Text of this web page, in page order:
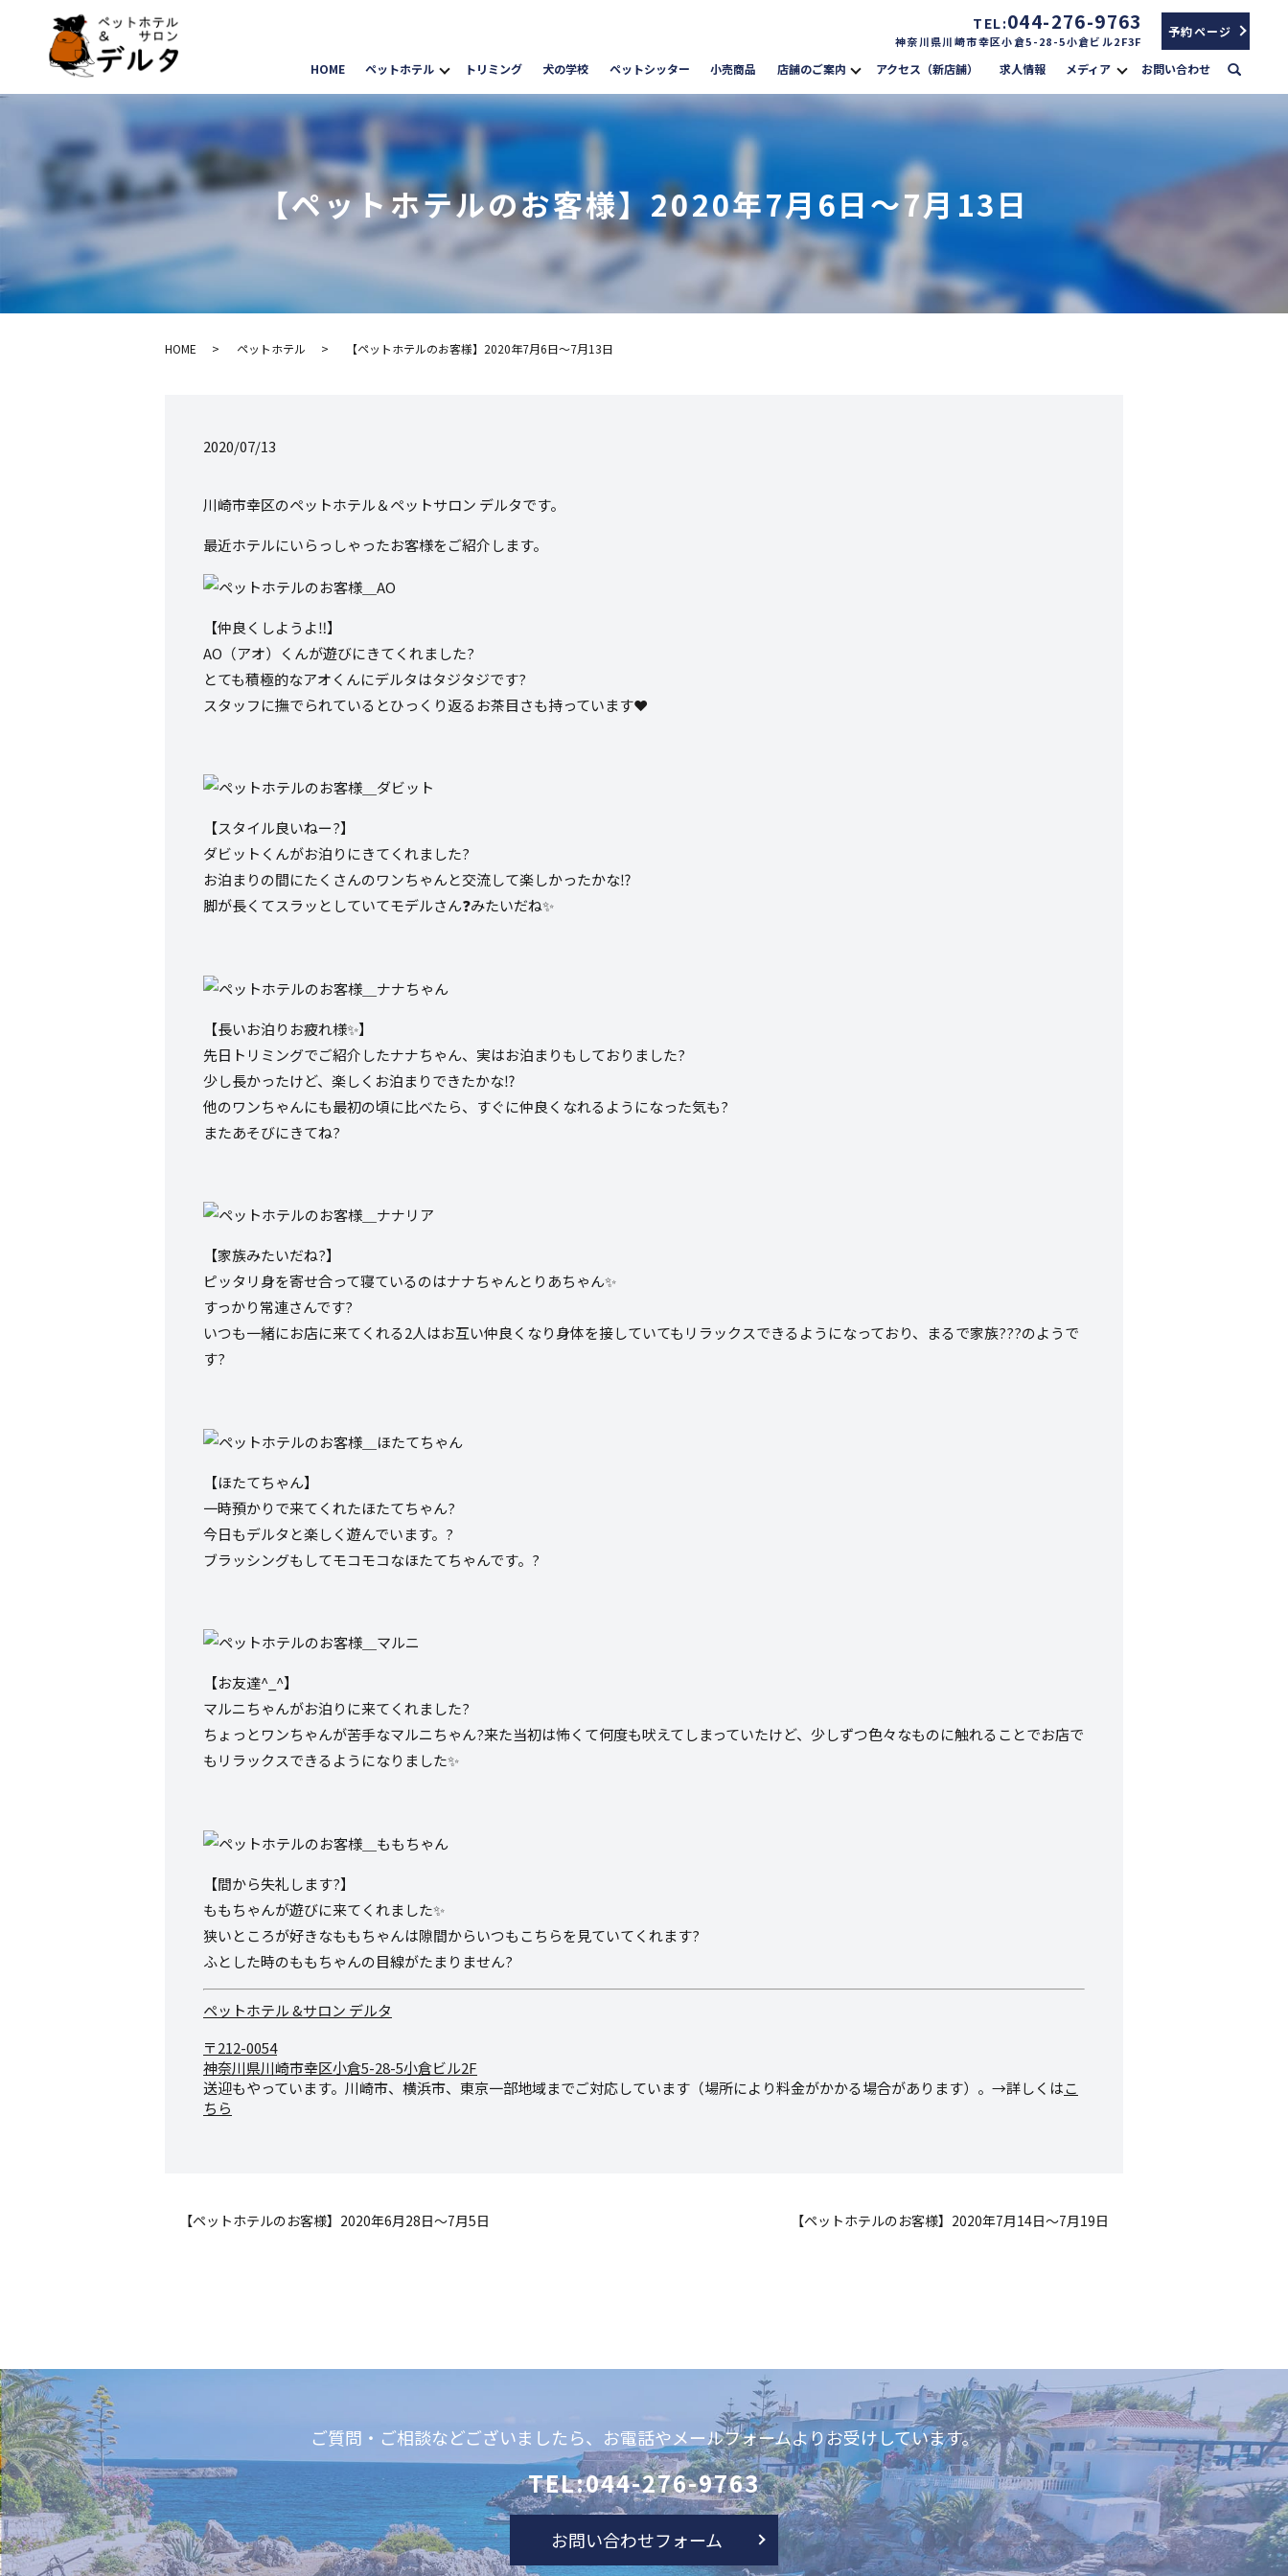
TEL:044-276-9763
神奈川県川崎市幸区小倉5-28-5小倉ビル2F3F
予約ページ
HOME ペットホテル トリミング 犬の学校 ペットシッター 小売商品 店舗のご案内 アクセス（新店舗） 求人情報 メディア お問い合わせ search
【ペットホテルのお客様】2020年7月6日～7月13日
HOME ペットホテル 【ペットホテルのお客様】2020年7月6日～7月13日
2020/07/13
川崎市幸区のペットホテル＆ペットサロン デルタです。
最近ホテルにいらっしゃったお客様をご紹介します。
【仲良くしようよ‼️】
AO（アオ）くんが遊びにきてくれました?
とても積極的なアオくんにデルタはタジタジです?
スタッフに撫でられているとひっくり返るお茶目さも持っています❤️
【スタイル良いねー?】
ダビットくんがお泊りにきてくれました?
お泊まりの間にたくさんのワンちゃんと交流して楽しかったかな⁉️
脚が長くてスラッとしていてモデルさん❓みたいだね✨
【長いお泊りお疲れ様✨】
先日トリミングでご紹介したナナちゃん、実はお泊まりもしておりました?
少し長かったけど、楽しくお泊まりできたかな⁉️
他のワンちゃんにも最初の頃に比べたら、すぐに仲良くなれるようになった気も?
またあそびにきてね?
【家族みたいだね?】
ピッタリ身を寄せ合って寝ているのはナナちゃんとりあちゃん✨
すっかり常連さんです?
いつも一緒にお店に来てくれる2人はお互い仲良くなり身体を接していてもリラックスできるようになっており、まるで家族?‍?‍?のようで
す?
【ほたてちゃん】
一時預かりで来てくれたほたてちゃん?
今日もデルタと楽しく遊んでいます。?
ブラッシングもしてモコモコなほたてちゃんです。?
【お友達^_^】
マルニちゃんがお泊りに来てくれました?
ちょっとワンちゃんが苦手なマルニちゃん?来た当初は怖くて何度も吠えてしまっていたけど、少しずつ色々なものに触れることでお店で
もリラックスできるようになりました✨
【間から失礼します?】
ももちゃんが遊びに来てくれました✨
狭いところが好きなももちゃんは隙間からいつもこちらを見ていてくれます?
ふとした時のももちゃんの目線がたまりません?
ペットホテル &サロン デルタ
〒212-0054
神奈川県川崎市幸区小倉5-28-5小倉ビル2F
送迎もやっています。川崎市、横浜市、東京一部地域までご対応しています（場所により料金がかかる場合があります）。→詳しくはこ
ちら
【ペットホテルのお客様】2020年6月28日～7月5日 【ペットホテルのお客様】2020年7月14日～7月19日
ご質問・ご相談などございましたら、お電話やメールフォームよりお受けしています。
TEL:044-276-9763
お問い合わせフォーム